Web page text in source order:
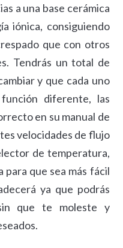
a una base cerámica
iónica, consiguiendo
que con otros
Tendrás un total de
y que cada uno
diferente, las
en su manual de
velocidades de flujo
de temperatura,
que sea más fácil
ya que podrás
que te moleste y